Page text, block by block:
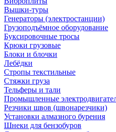
Вышки-туры
Генераторы (электростанции)
Грузоподъёмное оборудование
Буксировочные тросы
Крюки грузовые
Блоки и блочки
Лебёдки
Стропы текстильные
Стяжки груза
Тельферы и тали
Промышленные
Резчики швов (швонарезчики)
Установки алмазного бурения
Шнеки для бензобуров